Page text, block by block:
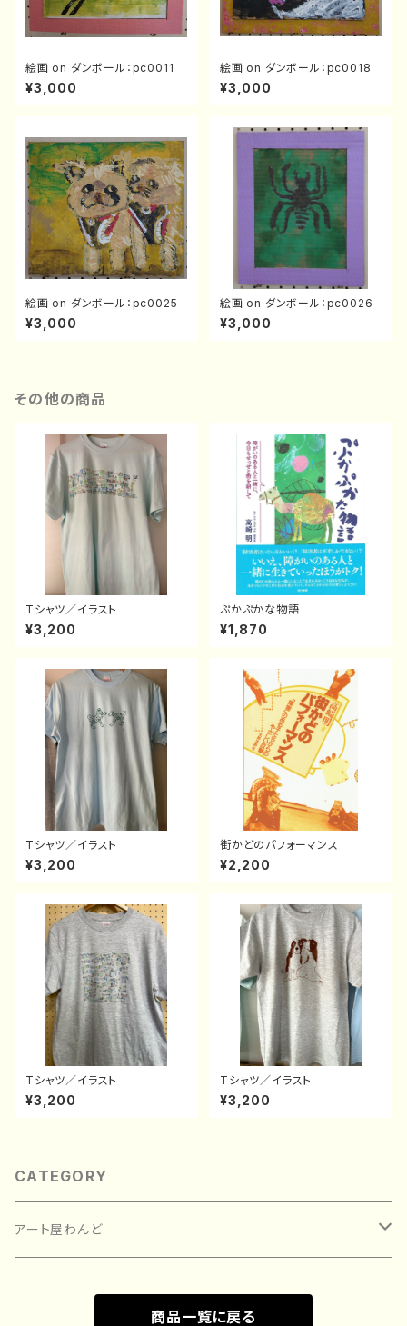
絵画 on ダンボール：pc0011
¥3,000
絵画 on ダンボール：pc0018
¥3,000
絵画 on ダンボール：pc0025
¥3,000
絵画 on ダンボール：pc0026
¥3,000
その他の商品
Tシャツ／イラスト
¥3,200
ぷかぷかな物語
¥1,870
Tシャツ／イラスト
¥3,200
街かどのパフォーマンス
¥2,200
Tシャツ／イラスト
¥3,200
Tシャツ／イラスト
¥3,200
CATEGORY
アート屋わんど
商品一覧に戻る